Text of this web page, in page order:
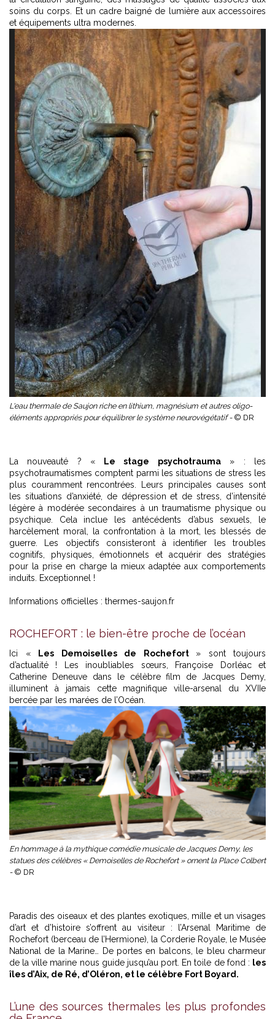
soins du corps. Et un cadre baigné de lumière aux accessoires
et équipements ultra modernes.
L'eau thermale de Saujon riche en lithium, magnésium et autres oligo-
éléments appropriés pour équilibrer le système neurovégétatif - © DR
La nouveauté ? « Le stage psychotrauma» : les
psychotraumatismes comptent parmi les situations de stress les
plus couramment rencontrées. Leurs principales causes sont
les situations d’anxiété, de dépression et de stress, d’intensité
légère à modérée secondaires à un traumatisme physique ou
psychique. Cela inclue les antécédents d’abus sexuels, le
harcèlement moral, la confrontation à la mort, les blessés de
guerre. Les objectifs consisteront à identifier les troubles
cognitifs, physiques, émotionnels et acquérir des stratégies
pour la prise en charge la mieux adaptée aux comportements
induits. Exceptionnel !
Informations officielles : thermes-saujon.fr
ROCHEFORT : le bien-être proche de l’océan
Ici « Les Demoiselles de Rochefort » sont toujours
d’actualité ! Les inoubliables sœurs, Françoise Dorléac et
Catherine Deneuve dans le célèbre film de Jacques Demy,
illuminent à jamais cette magnifique ville-arsenal du XVIIe
bercée par les marées de l’Océan.
En hommage à la mythique comédie musicale de Jacques Demy, les
statues des célèbres « Demoiselles de Rochefort » ornent la Place Colbert
- © DR
Paradis des oiseaux et des plantes exotiques, mille et un visages
d’art et d’histoire s’offrent au visiteur : l’Arsenal Maritime de
Rochefort (berceau de l’Hermione), la Corderie Royale, le Musée
National de la Marine… De portes en balcons, le bleu charmeur
de la ville marine nous guide jusqu’au port. En toile de fond : les
îles d’Aix, de Ré, d’Oléron, et le célèbre Fort Boyard.
L’une des sources thermales les plus profondes